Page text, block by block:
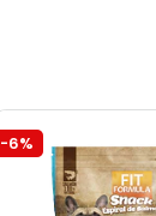
-6%